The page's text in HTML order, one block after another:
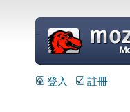
=
登入 註冊